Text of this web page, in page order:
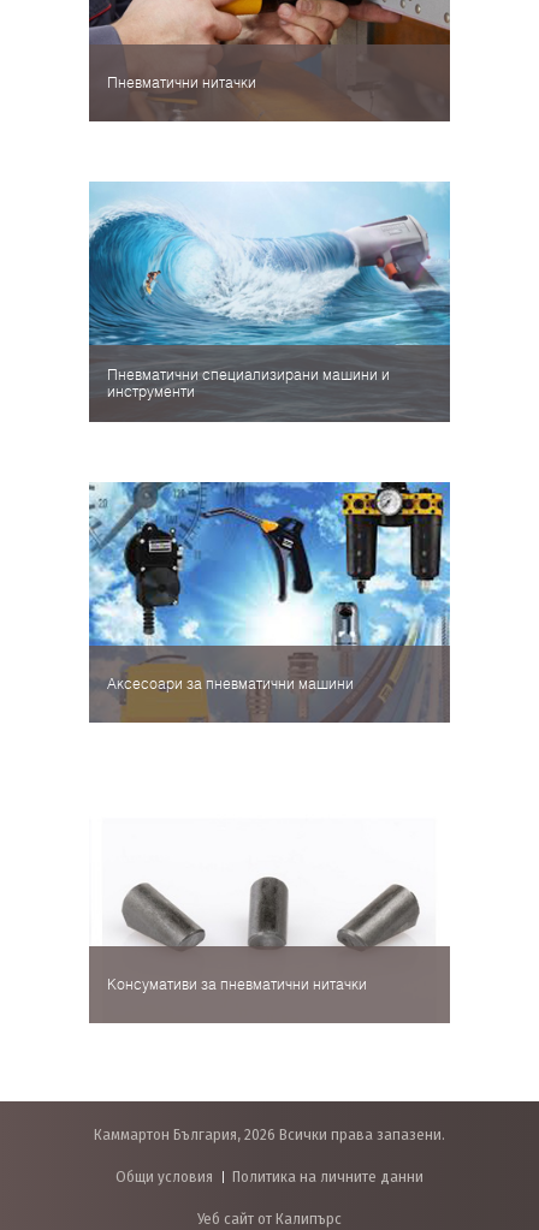
Пневматични нитачки
Пневматични специализирани машини и
инструменти
Аксесоари за пневматични машини
Консумативи за пневматични нитачки
Каммартон България, 2026 Всички права запазени.
Общи условия Политика на личните данни
Уеб сайт от Калипърс